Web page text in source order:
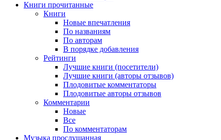
Книги прочитанные
Книги
Новые впечатления
По названиям
По авторам
В порядке добавления
Рейтинги
Лучшие книги (посетители)
Лучшие книги (авторы отзывов)
Плодовитые комментаторы
Плодовитые авторы отзывов
Комментарии
Новые
Все
По комментаторам
Музыка прослушанная